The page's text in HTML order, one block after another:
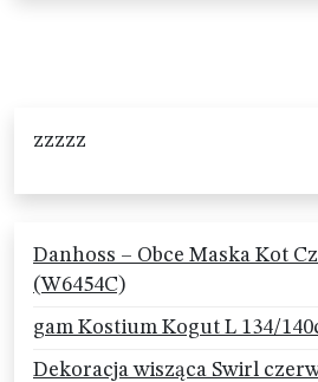
zzzzz
Danhoss – Obce Maska Kot
(W6454C)
gam Kostium Kogut L 134/
Dekoracja wisząca Swirl